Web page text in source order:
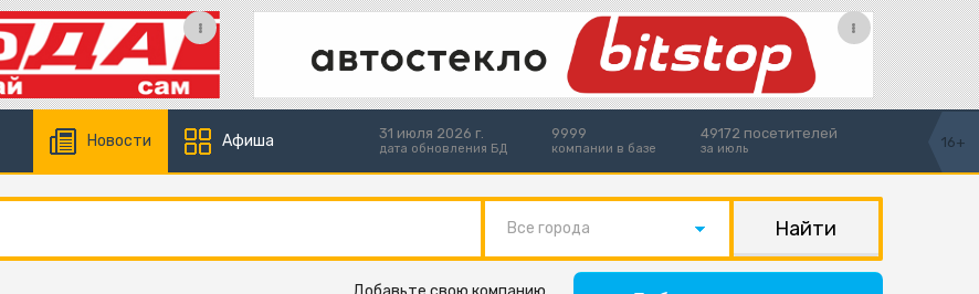
Новости Афиша 31 июля 2026 г.
дата обновления БД
9999
компании в базе
49172 посетителей
за июль 16+
Все города